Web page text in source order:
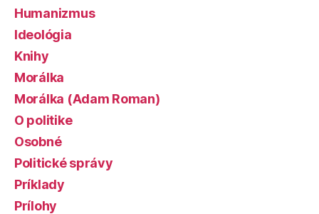
Humanizmus
Ideológia
Knihy
Morálka
Morálka (Adam Roman)
O politike
Osobné
Politické správy
Príklady
Prílohy